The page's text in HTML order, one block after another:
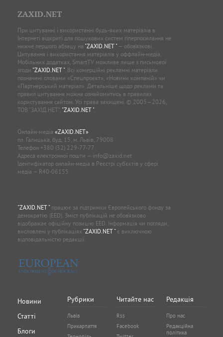
ZAXID.NET
При цитуванні і використанні будь-яких матеріалів в
Інтернеті відкриті для пошукових систем гіперпосилання не
нижче першого абзацу на "ZAXID.NET "— обов’язкові.
Цитування і використання матеріалів у оффлайн-медіа,
Мобільних додатках, SmartTV можливе лише з письмової
згоди "ZAXID.NET ". Всі комерційні рекламні матеріали
позначені словами «Спецпроєкт», «Новини компаній» чи
«Партнерський матеріал». Детальніше щодо реклами та
правил цитування можна ознайомитись в правилах
користування сайтом. Усі права захищені. © 2005—2026,
ТОВ “ЗАХІД.НЕТ”, "ZAXID.NET ".
Онлайн-медіа «ZAXID.NET»
пл. Галицька, буд. 15, м. Львів, 79008
Телефон +380 (32) 229-77-77
Адреса електронної пошти — info@zaxid.net
Ідентифікатор онлайн-медіа в Реєстрі суб'єктів у сфері
медіа — R40-06155
"ZAXID.NET "працює за підтримки Європейського фонду за
демократію (EED). Зміст публікацій не обов’язково
відображає офіційну позицію EED. Інформація чи погляди,
висловлені у публікаціях "ZAXID.NET "є виключною
відповідальністю редакції.
Новини
Статті
Блоги
Рубрики
Львів
Прикарпаття
Читайте нас
Rss
Facebook
Редакція
Про нас
Редакційна
політика